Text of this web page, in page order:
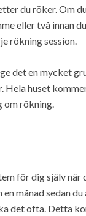
du röker. Om
eller två innan
rökning session.
det en mycket
Hela huset
om rökning.
för dig själv
en månad sedan
det ofta. Detta